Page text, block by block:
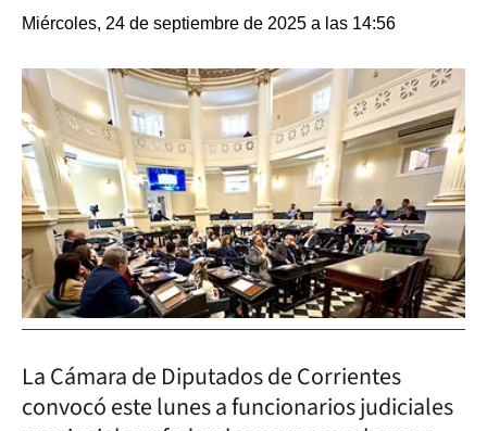
Miércoles, 24 de septiembre de 2025 a las 14:56
La Cámara de Diputados de Corrientes
convocó este lunes a funcionarios judiciales